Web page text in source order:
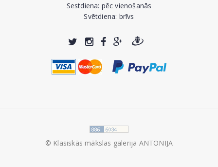
Sestdiena: pēc vienošanās
Svētdiena: brīvs
© Klasiskās mākslas galerija ANTONIJA